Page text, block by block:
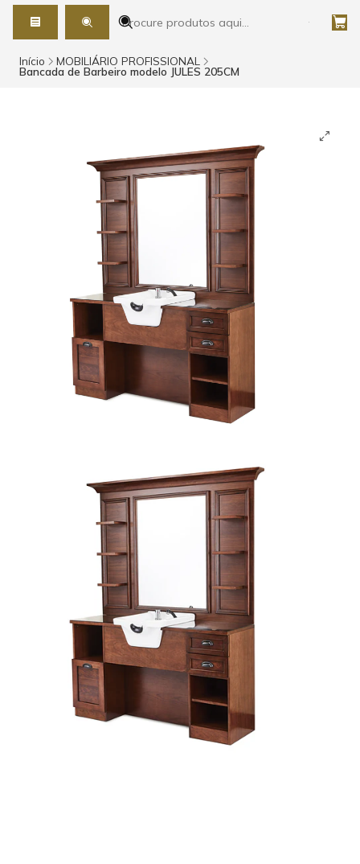
Início MOBILIÁRIO PROFISSIONAL
Bancada de Barbeiro modelo JULES 205CM